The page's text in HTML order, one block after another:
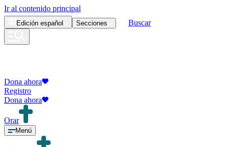
Ir al contenido principal
Edición español Secciones Buscar
Dona ahora
Registro
Dona ahora
Orar
Menú